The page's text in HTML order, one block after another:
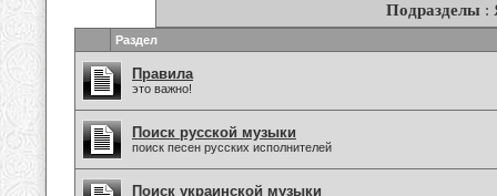
Подразделы:
Раздел
Правила
это важно!
Поиск русской музыки
поиск песен русских исполнителей
Поиск украинской музыки